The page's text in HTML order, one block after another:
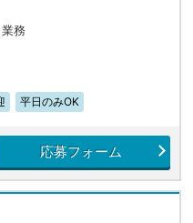
務
平日のみOK
応募フォーム